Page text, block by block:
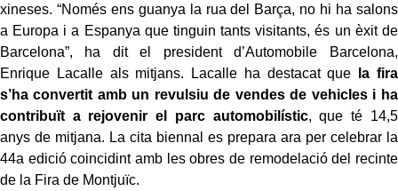
xineses. “Només ens guanya la rua del Barça, no hi ha salons
a Europa i a Espanya que tinguin tants visitants, és un èxit de
Barcelona”, ha dit el president d’Automobile Barcelona,
Enrique Lacalle als mitjans. Lacalle ha destacat que
la fira
s’ha convertit amb un revulsiu de vendes de vehicles i ha
contribuït a rejovenir el parc automobilístic, que té 14,5
anys de mitjana. La cita biennal es prepara ara per celebrar la
44a edició coincidint amb les obres de remodelació del recinte
de la Fira de Montjuïc.